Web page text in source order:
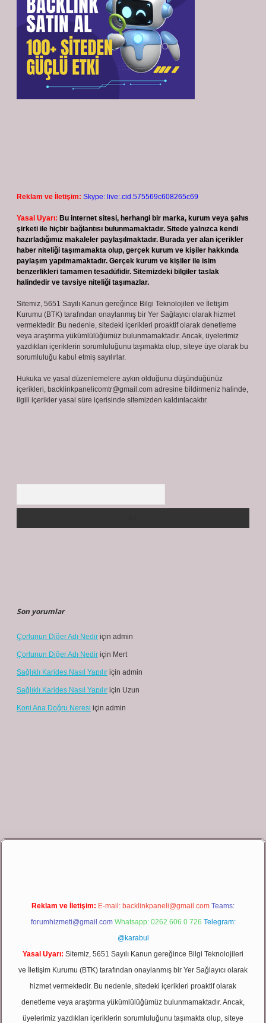
Reklam ve İletişim: Skype: live:.cid.575569c608265c69
Yasal Uyarı: Bu internet sitesi, herhangi bir marka, kurum veya şahıs
şirketi ile hiçbir bağlantısı bulunmamaktadır. Sitede yalnızca kendi
hazırladığımız makaleler paylaşılmaktadır. Burada yer alan içerikler
haber niteliği taşımamakta olup, gerçek kurum ve kişiler hakkında
paylaşım yapılmamaktadır. Gerçek kurum ve kişiler ile isim
benzerlikleri tamamen tesadüfidir. Sitemizdeki bilgiler taslak
halindedir ve tavsiye niteliği taşımazlar.
Sitemiz, 5651 Sayılı Kanun gereğince Bilgi Teknolojileri ve İletişim
Kurumu (BTK) tarafından onaylanmış bir Yer Sağlayıcı olarak hizmet
vermektedir. Bu nedenle, sitedeki içerikleri proaktif olarak denetleme
veya araştırma yükümlülüğümüz bulunmamaktadır. Ancak, üyelerimiz
yazdıkları içeriklerin sorumluluğunu taşımakta olup, siteye üye olarak bu
sorumluluğu kabul etmiş sayılırlar.
Hukuka ve yasal düzenlemelere aykırı olduğunu düşündüğünüz
içerikleri, backlinkpanelicomtr@gmail.com adresine bildirmeniz halinde,
ilgili içerikler yasal süre içerisinde sitemizden kaldırılacaktır.
Son yorumlar
Çorlunun Diğer Adı Nedir için admin
Çorlunun Diğer Adı Nedir için Mert
Sağlıklı Karides Nasıl Yapılır için admin
Sağlıklı Karides Nasıl Yapılır için Uzun
Koni Ana Doğru Neresi için admin
Reklam ve İletişim: E-mail: backlinkpaneli@gmail.com Teams:
forumhizmeti@gmail.com Whatsapp: 0262 606 0 726 Telegram:
@karabul
Yasal Uyarı: Sitemiz, 5651 Sayılı Kanun gereğince Bilgi Teknolojileri
ve İletişim Kurumu (BTK) tarafından onaylanmış bir Yer Sağlayıcı olarak
hizmet vermektedir. Bu nedenle, sitedeki içerikleri proaktif olarak
denetleme veya araştırma yükümlülüğümüz bulunmamaktadır. Ancak,
üyelerimiz yazdıkları içeriklerin sorumluluğunu taşımakta olup, siteye